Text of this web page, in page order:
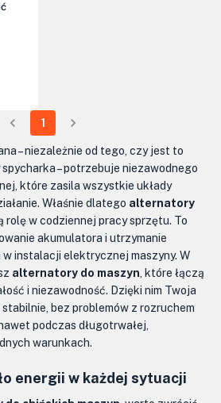
1
– niezależnie od tego, czy jest to
– potrzebuje niezawodnego
które zasila wszystkie układy
Właśnie dlatego alternatory
w codziennej pracy sprzętu. To
akumulatora i utrzymanie
instalacji elektrycznej maszyny. W
alternatory do maszyn , które łączą
i niezawodność. Dzięki nim Twoja
bez problemów z rozruchem
podczas długotrwałej,
warunkach.
energii w każdej sytuacji